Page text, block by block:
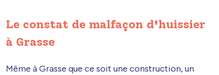
Le constat de malfaçon d'huissier
à Grasse
Même à Grasse que ce soit une construction, un